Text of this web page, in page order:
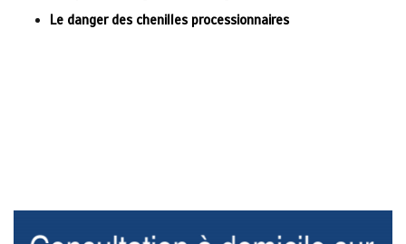
Le danger des chenilles processionnaires